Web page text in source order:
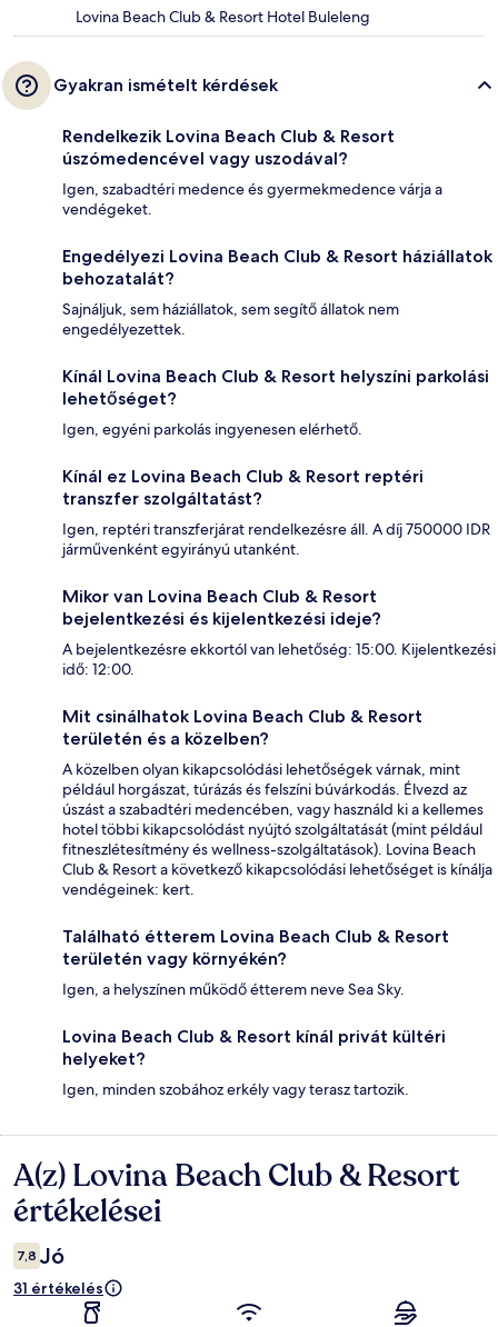
Lovina Beach Club & Resort Hotel Buleleng
Gyakran ismételt kérdések
Rendelkezik Lovina Beach Club & Resort
úszómedencével vagy uszodával?
Igen, szabadtéri medence és gyermekmedence várja a
vendégeket.
Engedélyezi Lovina Beach Club & Resort háziállatok
behozatalát?
Sajnáljuk, sem háziállatok, sem segítő állatok nem
engedélyezettek.
Kínál Lovina Beach Club & Resort helyszíni parkolási
lehetőséget?
Igen, egyéni parkolás ingyenesen elérhető.
Kínál ez Lovina Beach Club & Resort reptéri
transzfer szolgáltatást?
Igen, reptéri transzferjárat rendelkezésre áll. A díj 750000 IDR
járművenként egyirányú utanként.
Mikor van Lovina Beach Club & Resort
bejelentkezési és kijelentkezési ideje?
A bejelentkezésre ekkortól van lehetőség: 15:00. Kijelentkezési
idő: 12:00.
Mit csinálhatok Lovina Beach Club & Resort
területén és a közelben?
A közelben olyan kikapcsolódási lehetőségek várnak, mint
például horgászat, túrázás és felszíni búvárkodás. Élvezd az
úszást a szabadtéri medencében, vagy használd ki a kellemes
hotel többi kikapcsolódást nyújtó szolgáltatását (mint például
fitneszlétesítmény és wellness-szolgáltatások). Lovina Beach
Club & Resort a következő kikapcsolódási lehetőséget is kínálja
vendégeinek: kert.
Található étterem Lovina Beach Club & Resort
területén vagy környékén?
Igen, a helyszínen működő étterem neve Sea Sky.
Lovina Beach Club & Resort kínál privát kültéri
helyeket?
Igen, minden szobához erkély vagy terasz tartozik.
Értékelések
A(z) Lovina Beach Club & Resort
értékelései
7,8 Jó
31 értékelés